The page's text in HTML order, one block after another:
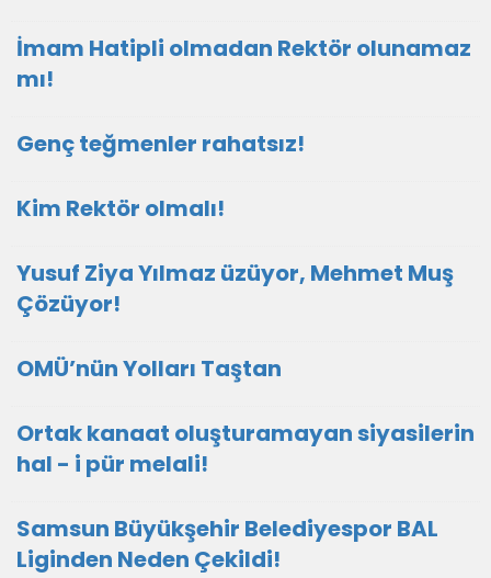
İmam Hatipli olmadan Rektör olunamaz
mı!
Genç teğmenler rahatsız!
Kim Rektör olmalı!
Yusuf Ziya Yılmaz üzüyor, Mehmet Muş
Çözüyor!
OMÜ’nün Yolları Taştan
Ortak kanaat oluşturamayan siyasilerin
hal - i pür melali!
Samsun Büyükşehir Belediyespor BAL
Liginden Neden Çekildi!